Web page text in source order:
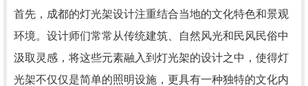
首先，成都的灯光架设计注重结合当地的文化特色和景观
环境。设计师们常常从传统建筑、自然风光和民风民俗中
汲取灵感，将这些元素融入到灯光架的设计之中，使得灯
光架不仅仅是简单的照明设施，更具有一种独特的文化内